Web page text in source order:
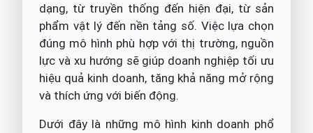
dạng, từ truyền thống đến hiện đại, từ sản
phẩm vật lý đến nền tảng số. Việc lựa chọn
đúng mô hình phù hợp với thị trường, nguồn
lực và xu hướng sẽ giúp doanh nghiệp tối ưu
hiệu quả kinh doanh, tăng khả năng mở rộng
và thích ứng với biến động.
Dưới đây là những mô hình kinh doanh phổ